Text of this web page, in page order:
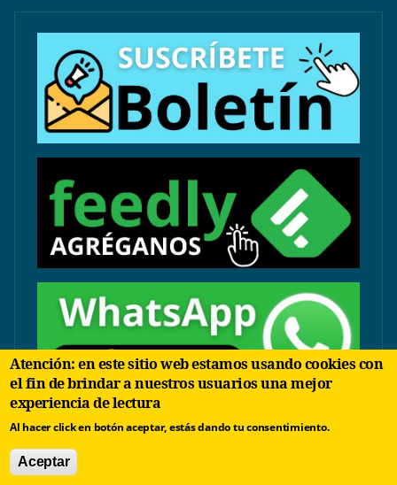
Sólo temas comerciales:
negocios@arbolinvertido.com
Atención: en este sitio web estamos usando cookies con
el fin de brindar a nuestros usuarios una mejor
experiencia de lectura
Al hacer click en botón aceptar, estás dando tu consentimiento.
Aceptar